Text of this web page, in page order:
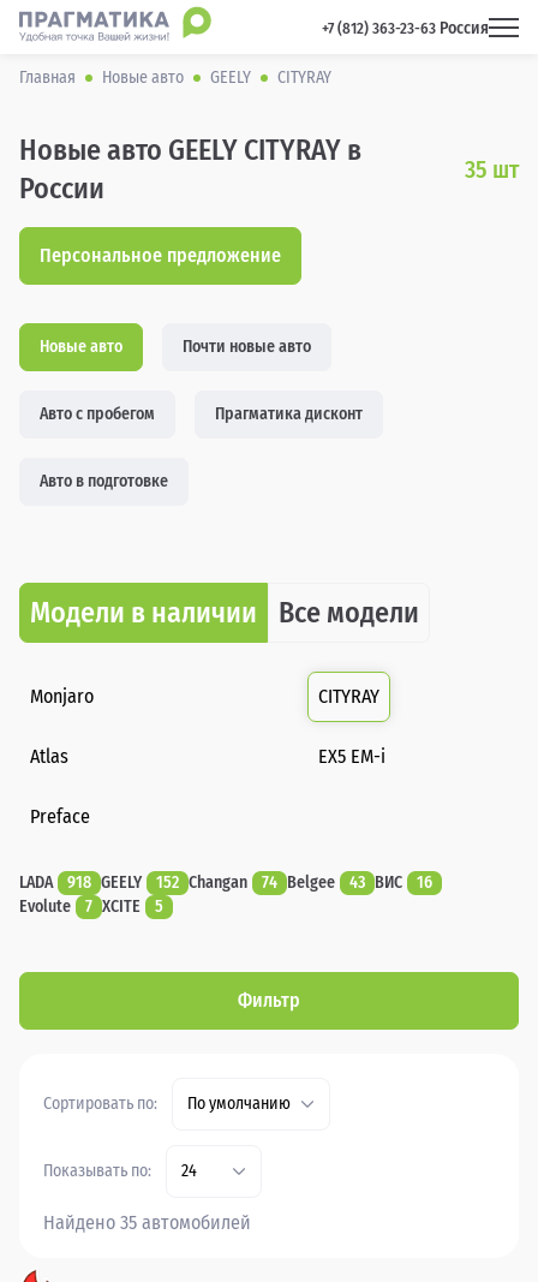
+7 (812) 363-23-63 Россия
Главная Новые авто GEELY CITYRAY
Новые авто GEELY CITYRAY в
России
35 шт
Персональное предложение
Новые авто Почти новые авто
Авто с пробегом Прагматика дисконт
Авто в подготовке
Модели в наличии Все модели
Monjaro CITYRAY
Atlas EX5 EM-i
Preface
LADA 918 GEELY 152 Changan 74 Belgee 43 ВИС
16
Evolute
7 XCITE 5
Фильтр
Сортировать по: По умолчанию
Показывать по: 24
Найдено 35 автомобилей